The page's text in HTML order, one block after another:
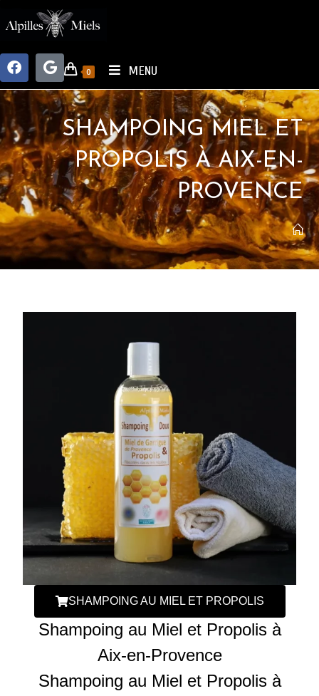
0 MENU
SHAMPOING MIEL ET
PROPOLIS À AIX-EN-
PROVENCE
Shampoing au Miel et Propolis à
SHAMPOING AU MIEL ET PROPOLIS
Shampoing au Miel et Propolis à
Aix-en-Provence